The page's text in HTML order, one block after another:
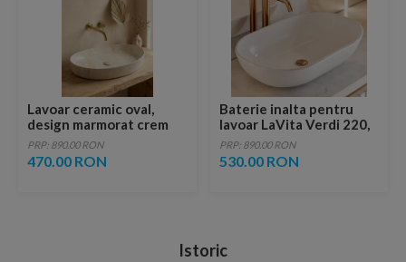
Lavoar ceramic oval,
design marmorat crem
lucios cu vene aurii,
ventil inclus
PRP: 890.00 RON
470.00 RON
Baterie inalta pentru
lavoar LaVita Verdi 220,
fara ventil, brushed
copper
PRP: 890.00 RON
530.00 RON
Istoric